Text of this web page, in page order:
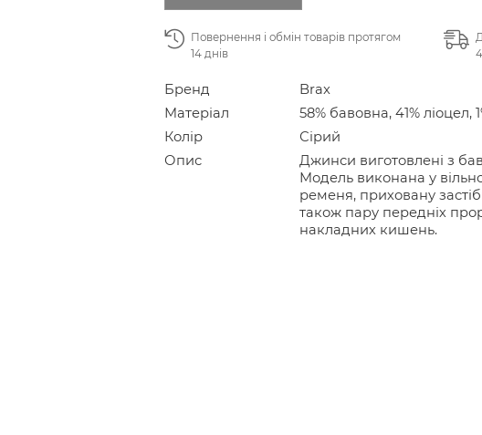
Повернення і обмін товарів протягом
14 днів
Бренд
Brax
Матеріал
58% бавовна, 41% ліоцел,
Колір
Сірий
Опис
Джинси виготовлені з
Модель виконана у
ременя, приховану
також пару передніх
накладних кишень.